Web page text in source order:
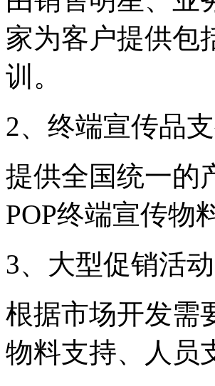
家为客户提供包
训。
2、终端宣传品
提供全国统一的
POP终端宣传物
3、大型促销活
根据市场开发需
物料支持、人员